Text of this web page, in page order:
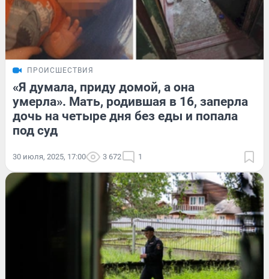
ПРОИСШЕСТВИЯ
«Я думала, приду домой, а она
умерла». Мать, родившая в 16, заперла
дочь на четыре дня без еды и попала
под суд
30 июля, 2025, 17:00 3 672 1